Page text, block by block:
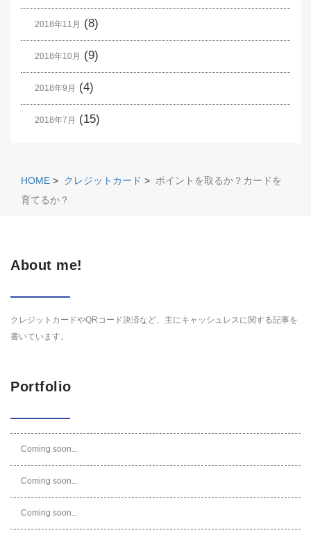
2018年11月 (8)
2018年10月 (9)
2018年9月 (4)
2018年7月 (15)
HOME > クレジットカード > ポイントを取るか？カードを
育てるか？
About me!
クレジットカードやQRコード決済など、主にキャッシュレスに関する記事を
書いています。
Portfolio
Coming soon...
Coming soon...
Coming soon...